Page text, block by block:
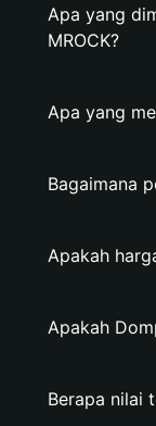
Apa yang
MROCK?
Apa yang
Bagaimana
Apakah
Apakah
Berapa nilai